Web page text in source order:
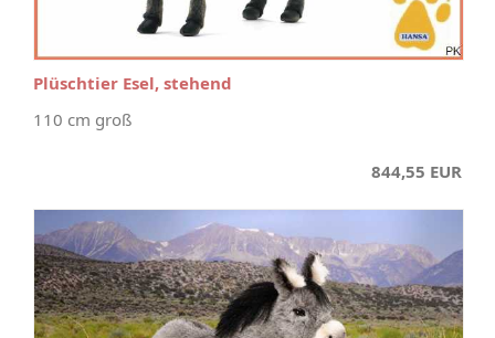
Plüschtier Esel, stehend
110 cm groß
844,55 EUR